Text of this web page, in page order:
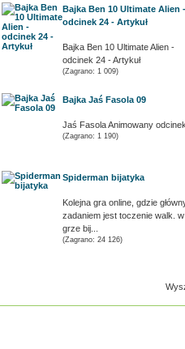
Bajka Ben 10 Ultimate Alien -
odcinek 24 - Artykuł
Bajka Ben 10 Ultimate Alien -
odcinek 24 - Artykuł
(Zagrano: 1 009)
Bajka Jaś Fasola 09
Jaś Fasola Animowany
(Zagrano: 1 190)
Spiderman bijatyka
Kolejna gra online, gdzie
zadaniem jest toczenie walk.
grze bij...
(Zagrano: 24 126)